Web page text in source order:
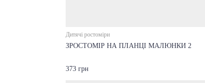
Дитячі ростоміри
ЗРОСТОМІР НА ПЛАНЦІ МАЛЮНКИ 2
373 грн